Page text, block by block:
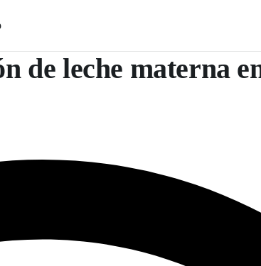
de leche materna